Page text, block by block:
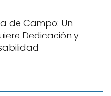
de Campo: Un
Dedicación y